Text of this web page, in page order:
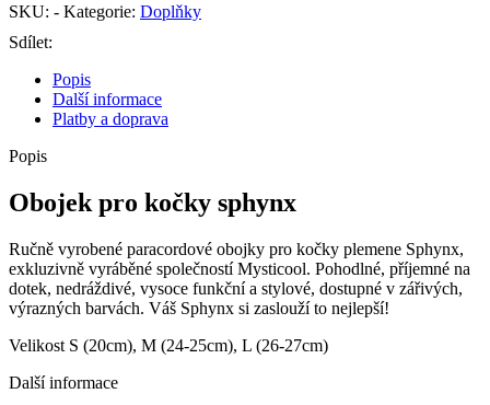
SKU: - Kategorie: Doplňky
Sdílet:
Popis
Další informace
Platby a doprava
Popis
Obojek pro kočky sphynx
Ručně vyrobené paracordové obojky pro kočky plemene Sphynx,
exkluzivně vyráběné společností Mysticool. Pohodlné, příjemné na
dotek, nedráždivé, vysoce funkční a stylové, dostupné v zářivých,
výrazných barvách. Váš Sphynx si zaslouží to nejlepší!
Velikost S (20cm), M (24-25cm), L (26-27cm)
Další informace